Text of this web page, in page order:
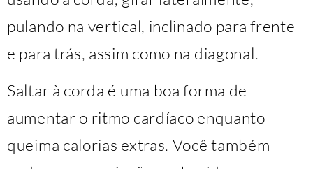
pulando na vertical, inclinado para frente
e para trás, assim como na diagonal.
Saltar à corda é uma boa forma de
aumentar o ritmo cardíaco enquanto
queima calorias extras. Você também